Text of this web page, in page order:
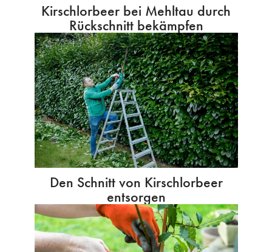
Kirschlorbeer bei Mehltau durch
Rückschnitt bekämpfen
Den Schnitt von Kirschlorbeer
entsorgen